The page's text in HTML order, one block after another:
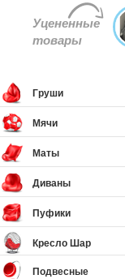
Уцененные
товары
Груши
Мячи
Маты
Диваны
Пуфики
Кресло Шар
Подвесные